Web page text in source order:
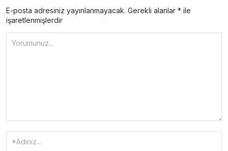
E-posta adresiniz yayınlanmayacak. Gerekli alanlar * ile
işaretlenmişlerdir